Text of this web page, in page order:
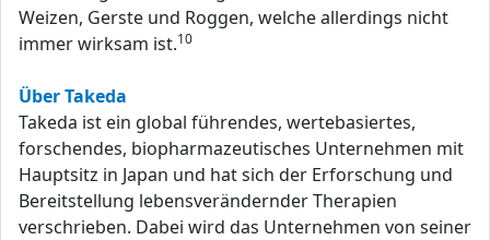
Weizen, Gerste und Roggen, welche allerdings nicht
immer wirksam ist.10
Über Takeda
Takeda ist ein global führendes, wertebasiertes,
forschendes, biopharmazeutisches Unternehmen mit
Hauptsitz in Japan und hat sich der Erforschung und
Bereitstellung lebensverändernder Therapien
verschrieben. Dabei wird das Unternehmen von seiner